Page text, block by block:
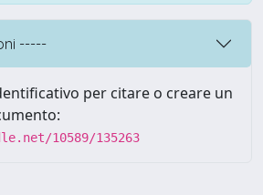
-----
per citare o creare un
10589/135263